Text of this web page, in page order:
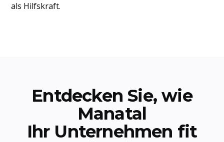
als Hilfskraft.
Entdecken Sie, wie
Manatal
Ihr Unternehmen fit